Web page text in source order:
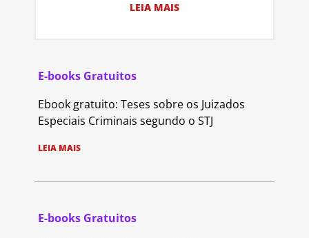
LEIA MAIS
E-books Gratuitos
Ebook gratuito: Teses sobre os Juizados
Especiais Criminais segundo o STJ
LEIA MAIS
E-books Gratuitos